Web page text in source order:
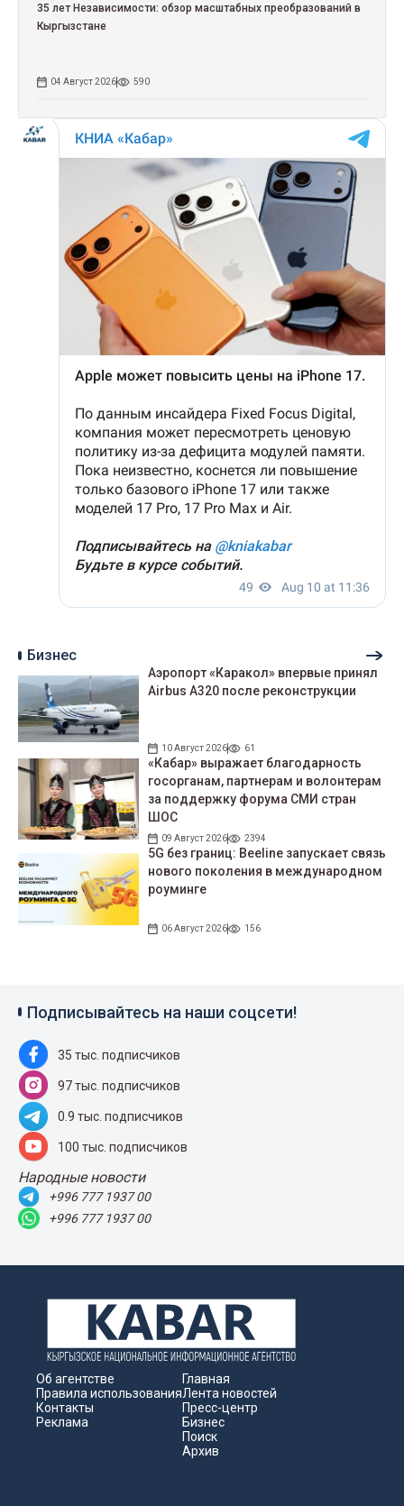
35 лет Независимости: обзор масштабных преобразований в
Кыргызстане
04 Август 2026 590
Бизнес
Аэропорт «Каракол» впервые принял
Airbus A320 после реконструкции
10 Август 2026 61
«Кабар» выражает благодарность
госорганам, партнерам и волонтерам
за поддержку форума СМИ стран
ШОС
09 Август 2026 2394
5G без границ: Beeline запускает связь
нового поколения в международном
роуминге
06 Август 2026 156
Подписывайтесь на наши соцсети!
35 тыс. подписчиков
97 тыс. подписчиков
0.9 тыс. подписчиков
100 тыс. подписчиков
Народные новости
+996 777 1937 00
+996 777 1937 00
Об агентстве
Правила использования
Контакты
Реклама
Главная
Лента новостей
Пресс-центр
Бизнес
Поиск
Архив